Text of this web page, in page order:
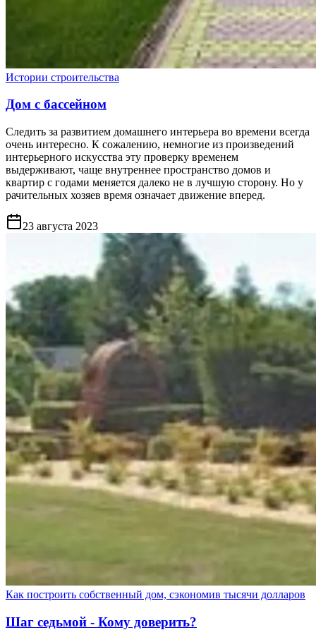
Истории строительства
Дом с бассейном
Следить за развитием домашнего интерьера во времени всегда
очень интересно. К сожалению, немногие из произведений
интерьерного искусства эту проверку временем
выдерживают, чаще внутреннее пространство домов и
квартир с годами меняется далеко не в лучшую сторону. Но у
рачительных хозяев время означает движение вперед.
23 августа 2023
Как построить собственный дом, сэкономив тысячи долларов
Шаг седьмой - Кому доверить?